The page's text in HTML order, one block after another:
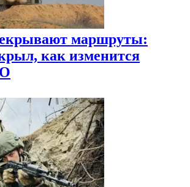
маршруты:
как изменится